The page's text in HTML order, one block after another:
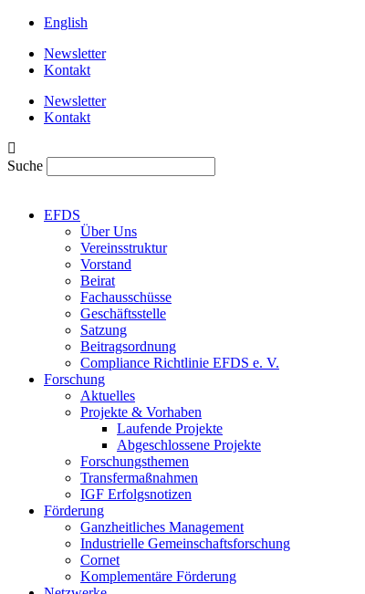
English
Newsletter
Kontakt
Newsletter
Kontakt
Suche
EFDS
Über Uns
Vereinsstruktur
Vorstand
Beirat
Fachausschüsse
Geschäftsstelle
Satzung
Beitragsordnung
Compliance Richtlinie EFDS e. V.
Forschung
Aktuelles
Projekte & Vorhaben
Laufende Projekte
Abgeschlossene Projekte
Forschungsthemen
Transfermaßnahmen
IGF Erfolgsnotizen
Förderung
Ganzheitliches Management
Industrielle Gemeinschaftsforschung
Cornet
Komplementäre Förderung